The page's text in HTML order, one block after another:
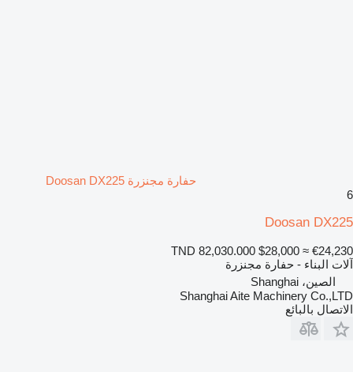
حفارة مجنزرة Doosan DX225
6
Doosan DX225
TND 82,030.000 $28,000 ≈ €24,230
آلات البناء - حفارة مجنزرة
الصين، Shanghai
Shanghai Aite Machinery Co.,LTD
الاتصال بالبائع